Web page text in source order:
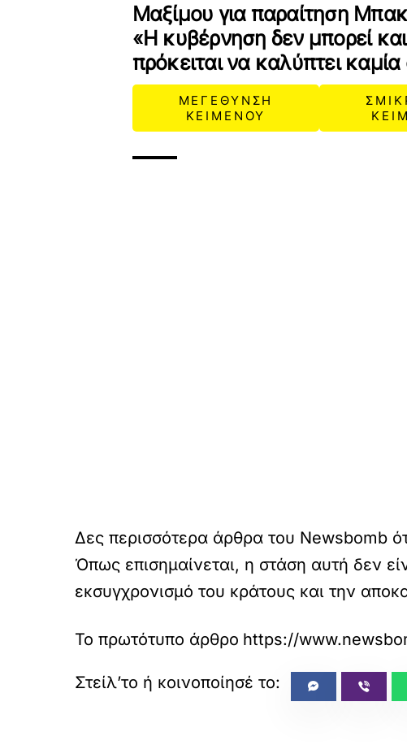
Μαξίμου για παραίτηση
«Η κυβέρνηση δεν μπορεί
πρόκειται να καλύπτει καμία
ΜΕΓΕΘΥΝΣΗ
ΚΕΙΜΕΝΟΥ
Δες περισσότερα άρθρα του Newsbomb
Όπως επισημαίνεται, η στάση αυτή δεν
εκσυγχρονισμό του κράτους και την
Το πρωτότυπο άρθρο https://